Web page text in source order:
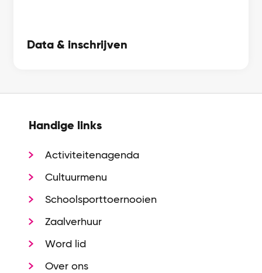
Data & inschrijven
Handige links
Activiteitenagenda
Cultuurmenu
Schoolsporttoernooien
Zaalverhuur
Word lid
Over ons